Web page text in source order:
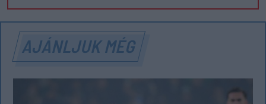
AJÁNLJUK MÉG